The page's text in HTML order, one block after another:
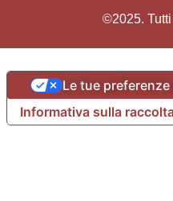
©2025.
Informativa sulla
Le tue